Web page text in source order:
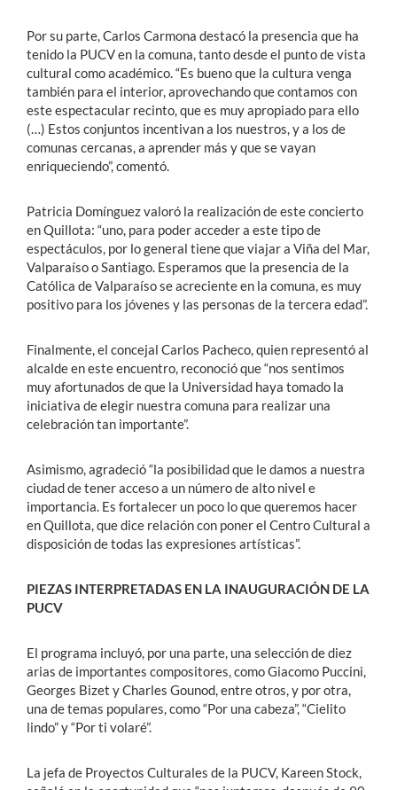
Por su parte, Carlos Carmona destacó la presencia que ha
tenido la PUCV en la comuna, tanto desde el punto de vista
cultural como académico. “Es bueno que la cultura venga
también para el interior, aprovechando que contamos con
este espectacular recinto, que es muy apropiado para ello
(…) Estos conjuntos incentivan a los nuestros, y a los de
comunas cercanas, a aprender más y que se vayan
enriqueciendo”, comentó.
Patricia Domínguez valoró la realización de este concierto
en Quillota: “uno, para poder acceder a este tipo de
espectáculos, por lo general tiene que viajar a Viña del Mar,
Valparaíso o Santiago. Esperamos que la presencia de la
Católica de Valparaíso se acreciente en la comuna, es muy
positivo para los jóvenes y las personas de la tercera edad”.
Finalmente, el concejal Carlos Pacheco, quien representó al
alcalde en este encuentro, reconoció que “nos sentimos
muy afortunados de que la Universidad haya tomado la
iniciativa de elegir nuestra comuna para realizar una
celebración tan importante”.
Asimismo, agradeció “la posibilidad que le damos a nuestra
ciudad de tener acceso a un número de alto nivel e
importancia. Es fortalecer un poco lo que queremos hacer
en Quillota, que dice relación con poner el Centro Cultural a
disposición de todas las expresiones artísticas”.
PIEZAS INTERPRETADAS EN LA INAUGURACIÓN DE LA
PUCV
El programa incluyó, por una parte, una selección de diez
arias de importantes compositores, como Giacomo Puccini,
Georges Bizet y Charles Gounod, entre otros, y por otra,
una de temas populares, como “Por una cabeza”, “Cielito
lindo” y “Por ti volaré”.
La jefa de Proyectos Culturales de la PUCV, Kareen Stock,